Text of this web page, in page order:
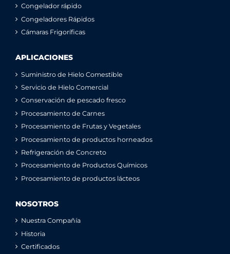
Congelador rápido
Congeladores Rápidos
Cámaras Frigoríficas
APLICACIONES
Suministro de Hielo Comestible
Servicio de Hielo Comercial
Conservación de pescado fresco
Procesamiento de Carnes
Procesamiento de Frutas y Vegetales
Procesamiento de productos horneados
Refrigeración de Concreto
Procesamiento de Productos Químicos
Procesamiento de productos lácteos
NOSOTROS
Nuestra Compañía
Historia
Certificados